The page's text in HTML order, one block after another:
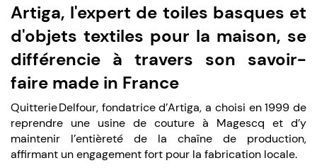
Artiga, l'expert de toiles basques et
d'objets textiles pour la maison, se
différencie à travers son savoir-
faire made in France
Quitterie Delfour, fondatrice d’Artiga, a choisi en 1999 de
reprendre une usine de couture à Magescq et d’y
maintenir l’entièreté de la chaîne de production,
affirmant un engagement fort pour la fabrication locale.